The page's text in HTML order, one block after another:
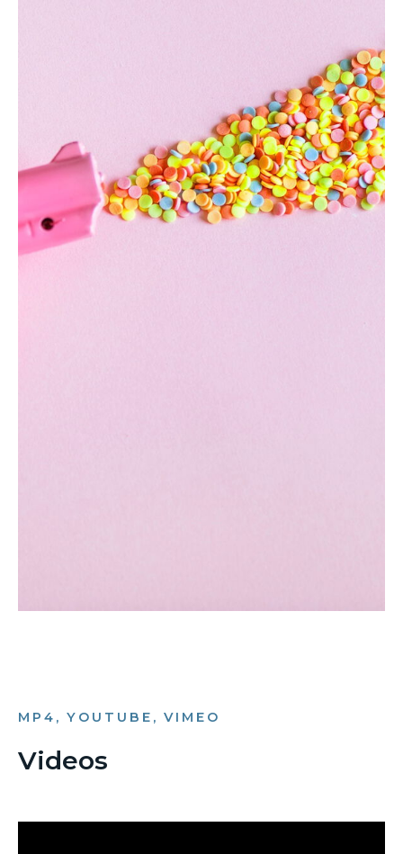
MP4, YOUTUBE, VIMEO
Videos